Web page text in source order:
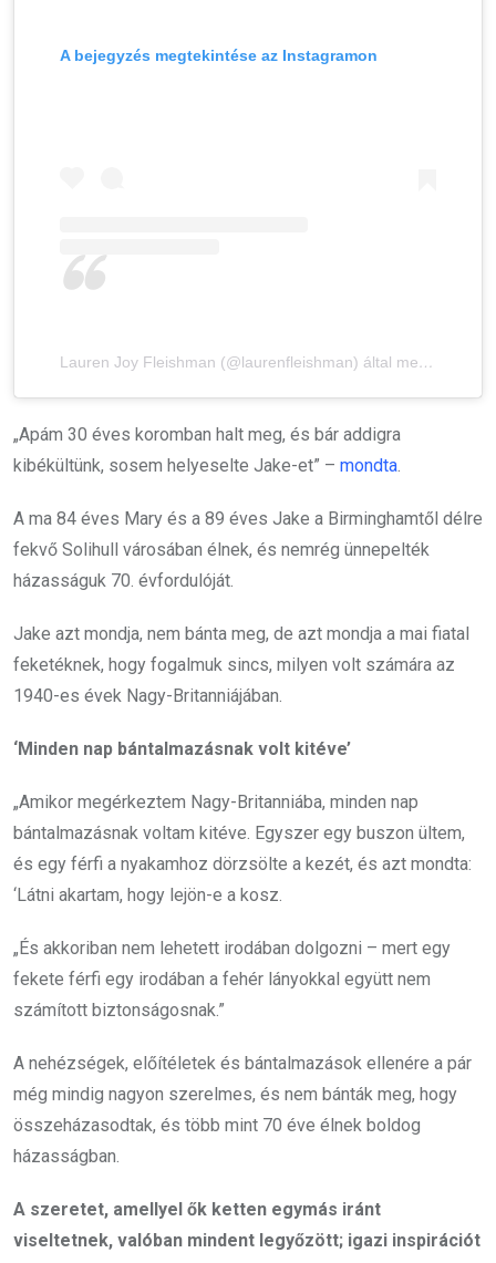
A bejegyzés megtekintése az Instagramon
Lauren Joy Fleishman (@laurenfleishman) által megosztott bejegyzés
„Apám 30 éves koromban halt meg, és bár addigra
kibékültünk, sosem helyeselte Jake-et” – mondta
A ma 84 éves Mary és a 89 éves Jake a Birminghamtől délre
fekvő Solihull városában élnek, és nemrég ünnepelték
házasságuk 70. évfordulóját.
Jake azt mondja, nem bánta meg, de azt mondja a mai fiatal
feketéknek, hogy fogalmuk sincs, milyen volt számára az
1940-es évek Nagy-Britanniájában.
‘Minden nap bántalmazásnak volt kitéve’
„Amikor megérkeztem Nagy-Britanniába, minden nap
bántalmazásnak voltam kitéve. Egyszer egy buszon ültem,
és egy férfi a nyakamhoz dörzsölte a kezét, és azt mondta:
‘Látni akartam, hogy lejön-e a kosz.
„És akkoriban nem lehetett irodában dolgozni – mert egy
fekete férfi egy irodában a fehér lányokkal együtt nem
számított biztonságosnak.”
A nehézségek, előítéletek és bántalmazások ellenére a pár
még mindig nagyon szerelmes, és nem bánták meg, hogy
összeházasodtak, és több mint 70 éve élnek boldog
házasságban.
A szeretet, amellyel ők ketten egymás iránt
viseltetnek, valóban mindent legyőzött; igazi inspirációt